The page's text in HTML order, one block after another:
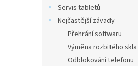
Servis tabletů
Nejčastější závady
Přehrání softwaru
Výměna rozbitého skla
Odblokování telefonu